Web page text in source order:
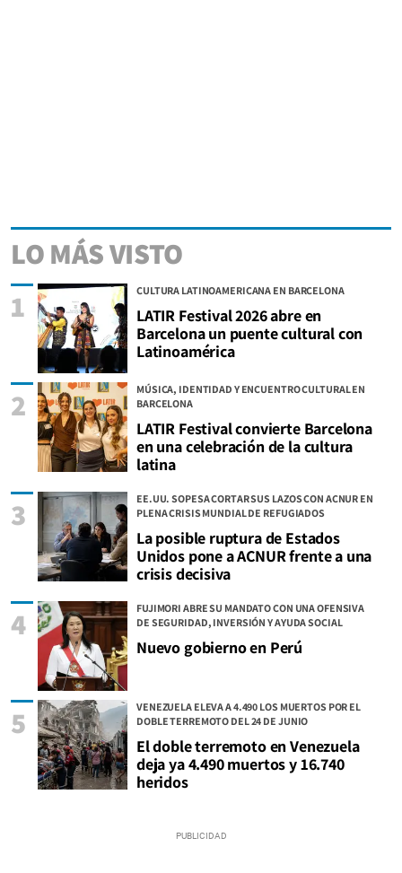
LO MÁS VISTO
CULTURA LATINOAMERICANA EN BARCELONA
LATIR Festival 2026 abre en
Barcelona un puente cultural con
Latinoamérica
1
MÚSICA, IDENTIDAD Y ENCUENTRO CULTURAL EN
BARCELONA
LATIR Festival convierte Barcelona
en una celebración de la cultura
latina
2
EE.UU. SOPESA CORTAR SUS LAZOS CON ACNUR EN
PLENA CRISIS MUNDIAL DE REFUGIADOS
La posible ruptura de Estados
Unidos pone a ACNUR frente a una
crisis decisiva
3
FUJIMORI ABRE SU MANDATO CON UNA OFENSIVA
DE SEGURIDAD, INVERSIÓN Y AYUDA SOCIAL
Nuevo gobierno en Perú
4
VENEZUELA ELEVA A 4.490 LOS MUERTOS POR EL
DOBLE TERREMOTO DEL 24 DE JUNIO
El doble terremoto en Venezuela
deja ya 4.490 muertos y 16.740
heridos
5